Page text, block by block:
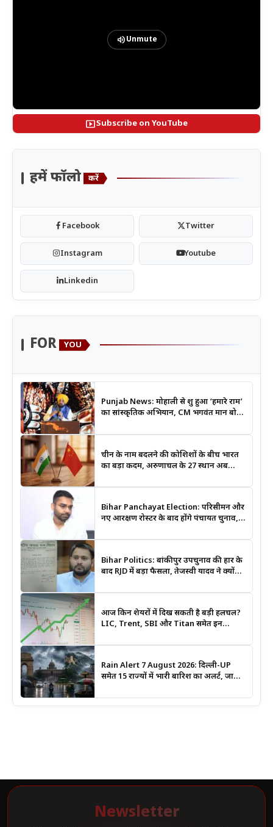
volume_upUnmute
smart_displaySubscribe on YouTube
हमें फॉलो करें
Facebook Twitter
Instagram Youtube
Linkedin
FOR YOU
Punjab News: मोहाली से शुरू हुआ ‘हमारे राम’
का सांस्कृतिक अभियान, CM भगवंत मान बोले-
चीन के नाम बदलने की कोशिशों के बीच भारत
का बड़ा कदम, अरुणाचल के 27 स्थान अब
Bihar Panchayat Election: परिसीमन और
नए आरक्षण रोस्टर के बाद होंगे पंचायत चुनाव,
Bihar Politics: बांकीपुर उपचुनाव की हार के
बाद RJD में बड़ा फैसला, तेजस्वी यादव ने क्यों
आज किन शेयरों में दिख सकती है बड़ी हलचल?
LIC, Trent, SBI और Titan समेत इन
Rain Alert 7 August 2026: दिल्ली-UP
समेत 15 राज्यों में भारी बारिश का अलर्ट, जानिए
Newsletter